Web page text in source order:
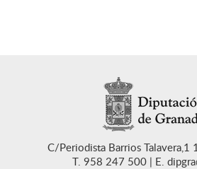
C/Periodista Barrios Talavera,1
T. 958 247 500
E.